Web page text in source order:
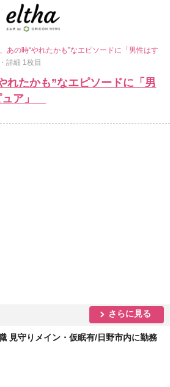
あの時“やれたかも”なエピソードに「男性はす
詳細 1枚目
れたかも”なエピソードに「男
ュア」
さらに見る
見守りメイン・仮眠有/日野市内に勤務